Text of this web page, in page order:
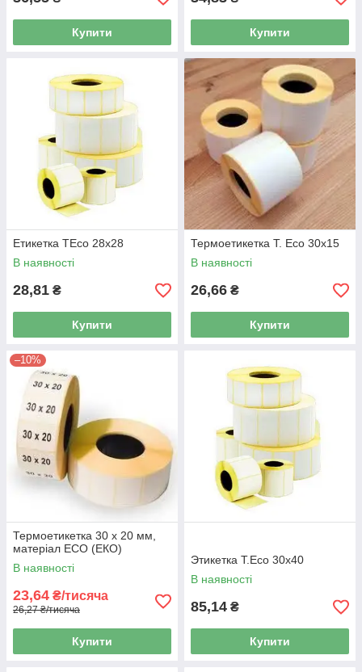
Купити Купити
Етикетка TEco 28x28
В наявності
28,81 ₴
Купити
Термоетикетка T. Eco 30x15
В наявності
26,66 ₴
Купити
–10%
Термоетикетка 30 х 20 мм,
матеріал ECO (ЕКО)
В наявності
23,64 ₴/тисяча
26,27 ₴/тисяча
Купити
Этикетка T.Eco 30x40
В наявності
85,14 ₴
Купити